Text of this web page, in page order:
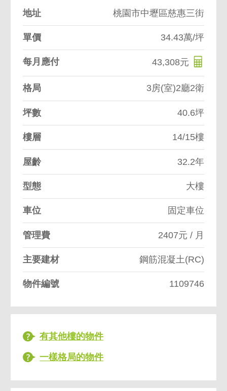
地址 桃園市中壢區慈惠三街
單價 34.43萬/坪
每月應付 43,308元
格局 3房(室)2廳2衛
坪數 40.6坪
樓層 14/15樓
屋齡 32.2年
型態 大樓
車位 固定車位
管理費 2407元 / 月
主要建材 鋼筋混凝土(RC)
物件編號 1109746
有其他樓的物件
一樣格局的物件